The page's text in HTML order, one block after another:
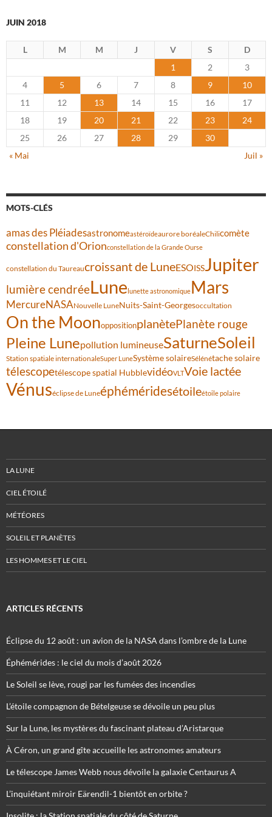
JUIN 2018
L M M J V S
D
1
2
3
4
5 6 7 8 9
10
11
12 13 14 15 16
17
18
19 20 21 22 23
24
25
26 27 28 29
30
« Mai
Juil »
MOTS-CLÉS
amas des Pléiadesastronomeastéroïdeaurore boréaleChilicomète
constellation d'Orionconstellation de la Grande Ourse
constellation du Taureaucroissant de LuneESOISSJupiter
lumière cendréeLunelunette astronomiqueMars
MercureNASANouvelle LuneNuits-Saint-Georgesoccultation
On the MoonoppositionplanètePlanète rouge
Pleine Lunepollution lumineuseSaturneSoleil
Station spatiale internationaleSuper LuneSystème solaireSélénétache solaire
télescopetélescope spatial HubblevidéoVLTVoie lactée
Vénuséclipse de Luneéphéméridesétoileétoile polaire
LA LUNE
CIEL ÉTOILÉ
MÉTÉORES
SOLEIL ET PLANÈTES
LES HOMMES ET LE CIEL
ARTICLES RÉCENTS
Éclipse du 12 août : un avion de la NASA dans l’ombre de la Lune
Éphémérides : le ciel du mois d’août 2026
Le Soleil se lève, rougi par les fumées des incendies
L’étoile compagnon de Bételgeuse se dévoile un peu plus
Sur la Lune, les mystères du fascinant plateau d’Aristarque
À Céron, un grand gîte accueille les astronomes amateurs
Le télescope James Webb nous dévoile la galaxie Centaurus A
L’inquiétant miroir Eärendil-1 bientôt en orbite ?